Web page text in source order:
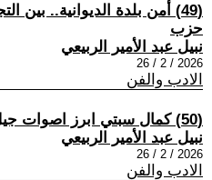
(49) أمن بلدة الديوانية.. بين
حزب
نبيل عبد الأمير الربيعي
2026 / 2 / 26
الادب والفن
(50) كمال سبتي ابرز اصوات جيل السبعينات
نبيل عبد الأمير الربيعي
2026 / 2 / 26
الادب والفن